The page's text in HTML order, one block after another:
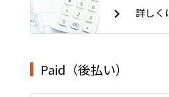
keyboard_arrow_right 詳しく
Paid（後払い）